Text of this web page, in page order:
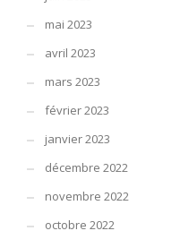
mai 2023
avril 2023
mars 2023
février 2023
janvier 2023
décembre 2022
novembre 2022
octobre 2022